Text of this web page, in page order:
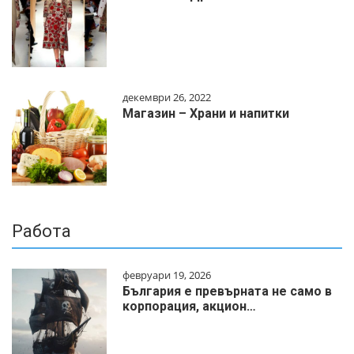
декември 26, 2022
Магазин – Храни и напитки
Работа
февруари 19, 2026
България е превърната не само в
корпорация, акцион…